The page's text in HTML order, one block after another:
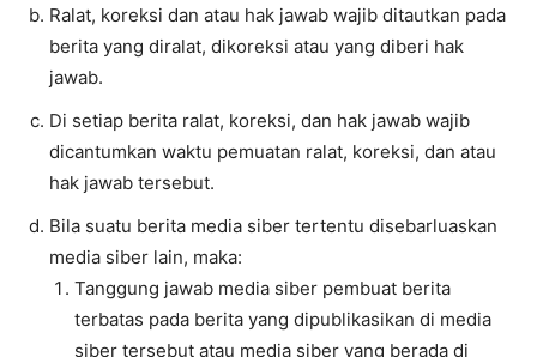
Ralat, koreksi dan atau hak jawab wajib ditautkan pada
berita yang diralat, dikoreksi atau yang diberi hak
jawab.
Di setiap berita ralat, koreksi, dan hak jawab wajib
dicantumkan waktu pemuatan ralat, koreksi, dan atau
hak jawab tersebut.
Bila suatu berita media siber tertentu disebarluaskan
media siber lain, maka:
Tanggung jawab media siber pembuat berita
terbatas pada berita yang dipublikasikan di media
siber tersebut atau media siber yang berada di